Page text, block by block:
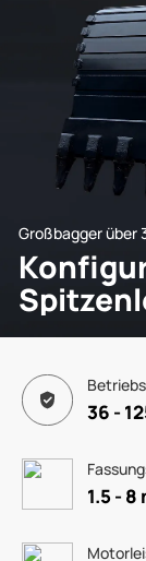
Großbagger über
36 -
1.5 - 8